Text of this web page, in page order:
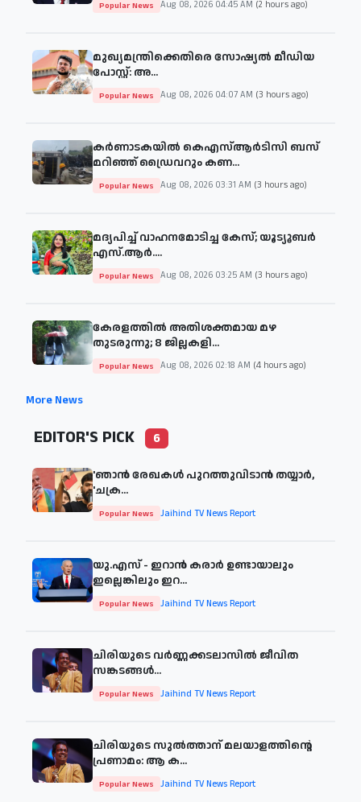
Popular News Aug 08, 2026 04:45 AM (2 hours ago)
മുഖ്യമന്ത്രിക്കെതിരെ സോഷ്യൽ മീഡിയ
പോസ്റ്റ്: അ...
Popular News Aug 08, 2026 04:07 AM (3 hours ago)
കർണാടകയിൽ കെഎസ്ആർടിസി ബസ്
മറിഞ്ഞ് ഡ്രൈവറും കണ...
Popular News Aug 08, 2026 03:31 AM (3 hours ago)
മദ്യപിച്ച് വാഹനമോടിച്ച കേസ്; യൂട്യൂബർ
എസ്.ആർ....
Popular News Aug 08, 2026 03:25 AM (3 hours ago)
കേരളത്തിൽ അതിശക്തമായ മഴ
തുടരുന്നു; 8 ജില്ലകളി...
Popular News Aug 08, 2026 02:18 AM (4 hours ago)
More News
EDITOR'S PICK 6
'ഞാന്‍ രേഖകള്‍ പുറത്തുവിടാന്‍ തയ്യാര്‍,
'ചക്ര...
Popular News Jaihind TV News Report
യു.എസ് - ഇറാൻ കരാർ ഉണ്ടായാലും
ഇല്ലെങ്കിലും ഇറ...
Popular News Jaihind TV News Report
ചിരിയുടെ വര്‍ണ്ണക്കടലാസില്‍ ജീവിത
സങ്കടങ്ങള്‍...
Popular News Jaihind TV News Report
ചിരിയുടെ സുൽത്താന് മലയാളത്തിന്റെ
പ്രണാമം: ആ ക...
Popular News Jaihind TV News Report